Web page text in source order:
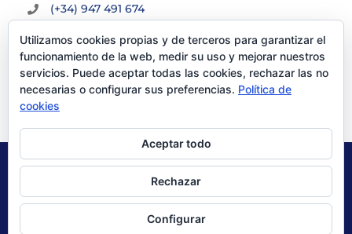
(+34) 947 491 674
info@glezco.com
© Glezco Asesores y Consultores 2019 | Todos los derechos
Politica de Privacidad
X LinkedInYouTube
Utilizamos cookies propias y de terceros para garantizar el
funcionamiento de la web, medir su uso y mejorar nuestros
servicios. Puede aceptar todas las cookies, rechazar las no
necesarias o configurar sus preferencias. Política de
cookies
Aceptar todo
Rechazar
Configurar